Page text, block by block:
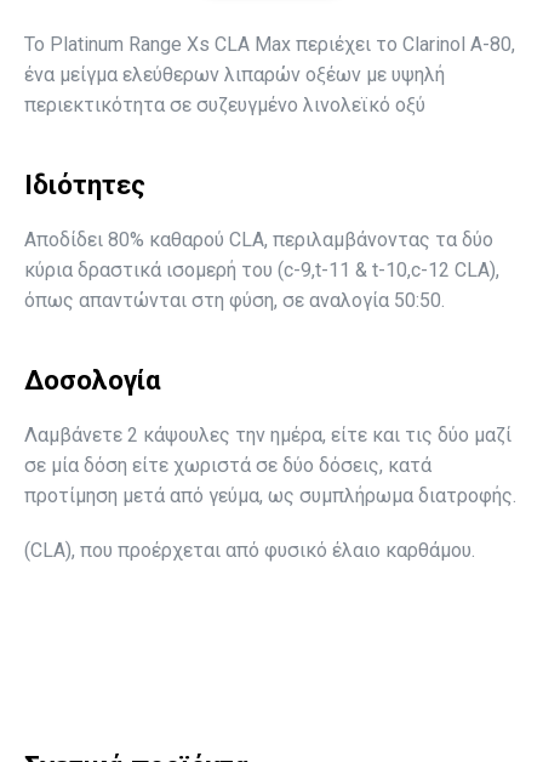
Το Platinum Range Xs CLA Max περιέχει το Clarinol A-80,
ένα μείγμα ελεύθερων λιπαρών οξέων με υψηλή
περιεκτικότητα σε συζευγμένο λινολεϊκό οξύ
Ιδιότητες
Αποδίδει 80% καθαρού CLA, περιλαμβάνοντας τα δύο
κύρια δραστικά ισομερή του (c-9,t-11 & t-10,c-12 CLA),
όπως απαντώνται στη φύση, σε αναλογία 50:50.
Δοσολογία
Λαμβάνετε 2 κάψουλες την ημέρα, είτε και τις δύο μαζί
σε μία δόση είτε χωριστά σε δύο δόσεις, κατά
προτίμηση μετά από γεύμα, ως συμπλήρωμα διατροφής.
(CLA), που προέρχεται από φυσικό έλαιο καρθάμου.